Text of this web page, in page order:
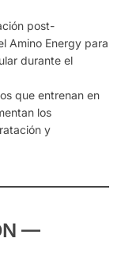
post-
Amino Energy para
durante el
que entrenan en
los
y
—